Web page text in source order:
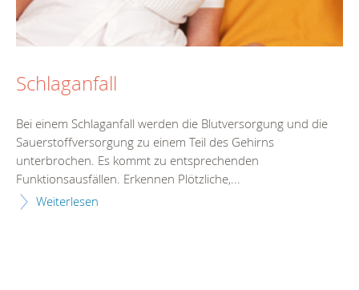
Schlaganfall
Bei einem Schlaganfall werden die Blutversorgung und die
Sauerstoffversorgung zu einem Teil des Gehirns
unterbrochen. Es kommt zu entsprechenden
Funktionsausfällen. Erkennen Plötzliche,...
Weiterlesen